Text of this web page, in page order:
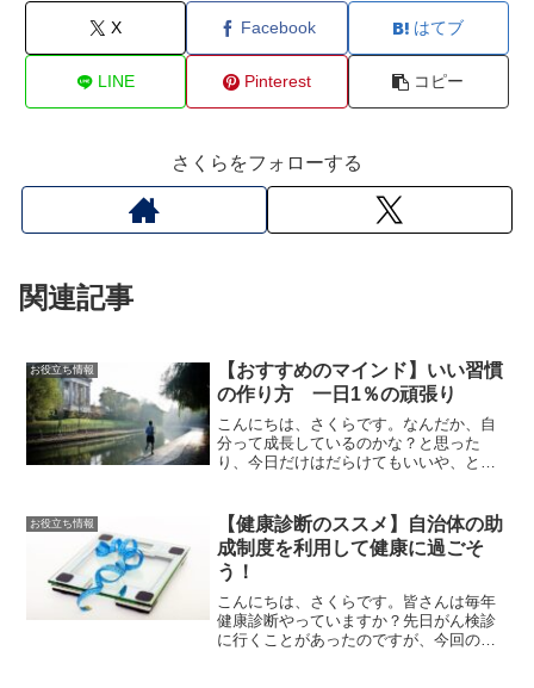
X Facebook はてブ
LINE Pinterest コピー
さくらをフォローする
関連記事
お役立ち情報
【おすすめのマインド】いい習慣
の作り方 一日1％の頑張り
こんにちは、さくらです。なんだか、自
分って成長しているのかな？と思った
り、今日だけはだらけてもいいや、とい
ありますそんな時に、一日１％の頑張り
を意識してみると、少しだけReadMore...
お役立ち情報
【健康診断のススメ】自治体の助
成制度を利用して健康に過ごそ
う！
こんにちは、さくらです。皆さんは毎年
健康診断やっていますか？先日がん検診
に行くことがあったのですが、今回の検